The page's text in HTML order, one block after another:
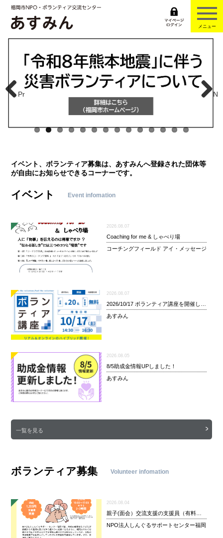
メニュー
Pr
N
イベント、ボランティア募集は、あすみんへ登録された団体等
が自由にお知らせできるコーナーです。
イベント Event infomation
2026.08.07
Coaching for me & しゃべり場
コーチングフィールド アイ・メッセージ
2026.08.07
あすみん
2026.08.05
8/5助成金情報UPしました！
あすみん
一覧を見る
ボランティア募集 Volunteer infomation
2026.08.04
親子(面会）交流支援の支援員（有料ボランティア）を募集しています
NPO法人しんぐるサポートセンター福岡